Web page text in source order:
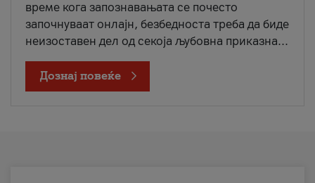
време кога запознавањата се почесто
започнуваат онлајн, безбедноста треба да биде
неизоставен дел од секоја љубовна приказна...
Дознај повеќе